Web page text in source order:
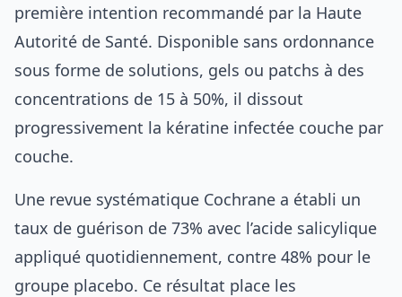
première intention recommandé par la Haute
Autorité de Santé. Disponible sans ordonnance
sous forme de solutions, gels ou patchs à des
concentrations de 15 à 50%, il dissout
progressivement la kératine infectée couche par
couche.
Une revue systématique Cochrane a établi un
taux de guérison de 73% avec l’acide salicylique
appliqué quotidiennement, contre 48% pour le
groupe placebo. Ce résultat place les